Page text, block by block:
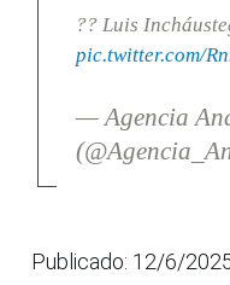
?? Luis
pic.twitter.com/
— Agencia
Publicado: 12/6/